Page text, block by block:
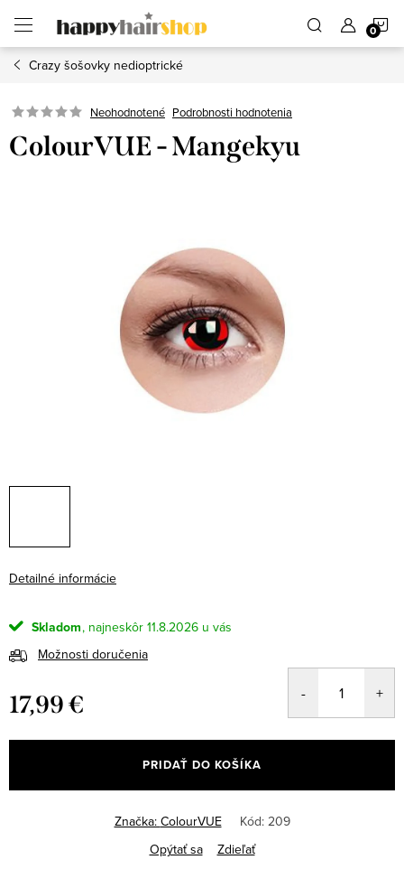
obsah
Crazy šošovky nedioptrické
Neohodnotené Podrobnosti hodnotenia
ColourVUE - Mangekyu
Detailné informácie
Skladom
11.8.2026
Možnosti doručenia
17,99 €
cena:
PRIDAŤ DO KOŠÍKA
Značka: ColourVUE Kód: 209
Opýtať sa
Zdieľať